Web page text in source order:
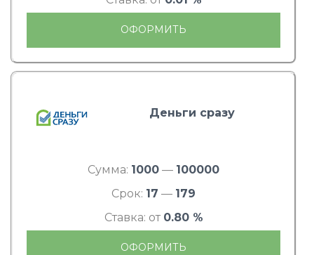
ОФОРМИТЬ
Деньги сразу
Сумма: 1000 — 100000
Срок: 17 — 179
Ставка: от 0.80 %
ОФОРМИТЬ